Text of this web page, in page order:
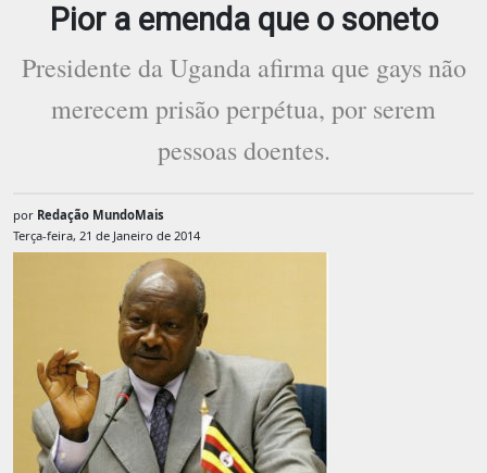
Pior a emenda que o soneto
Presidente da Uganda afirma que gays não
merecem prisão perpétua, por serem
pessoas doentes.
por Redação MundoMais
Terça-feira, 21 de Janeiro de 2014